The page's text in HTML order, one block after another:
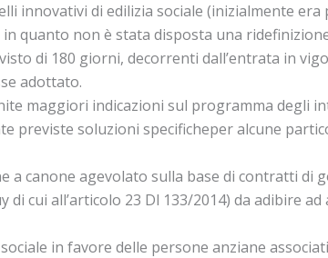
innovativi di edilizia sociale (inizialmente era
quanto non è stata disposta una
di 180 giorni, decorrenti dall’entrata in
adottato.
maggiori indicazioni sul programma degli
previste soluzioni specificheper alcune
a canone agevolato sulla base di contratti di
cui all’articolo 23 Dl 133/2014) da adibire
in favore delle persone anziane